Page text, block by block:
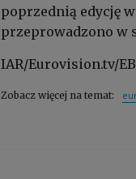
poprzednią edycję
przeprowadzono w
IAR/Eurovision.tv/
Zobacz więcej na temat: